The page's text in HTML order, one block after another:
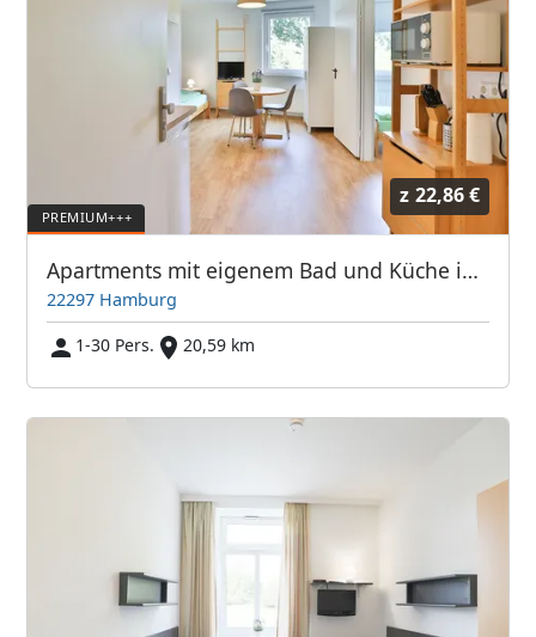
z 22,86 €
Apartments mit eigenem Bad und Küche in 22297 Hamburg-Nord - ABA Spielbrink Unterkunft GmbH
22297 Hamburg
1-30 Pers.
20,59 km